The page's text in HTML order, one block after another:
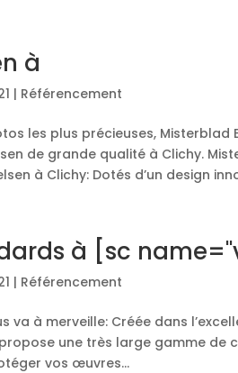
à
| Référencement
les plus précieuses,
de grande qualité à Clichy.
à Clichy: Dotés d’un design
à [sc
| Référencement
va à merveille: Créée dans
une très large gamme de
vos œuvres...